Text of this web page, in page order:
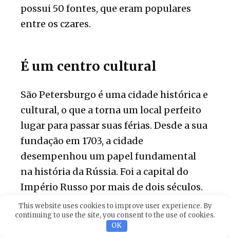
possui 50 fontes, que eram populares
entre os czares.
É um centro cultural
São Petersburgo é uma cidade histórica e
cultural, o que a torna um local perfeito
lugar para passar suas férias. Desde a sua
fundação em 1703, a cidade
desempenhou um papel fundamental
na história da Rússia. Foi a capital do
Império Russo por mais de dois séculos.
A cidade também demonstrou um forte
espírito revolucionário durante o cerco
de Leningrado durante a Segunda
This website uses cookies to improve user experience. By
continuing to use the site, you consent to the use of cookies.
OK